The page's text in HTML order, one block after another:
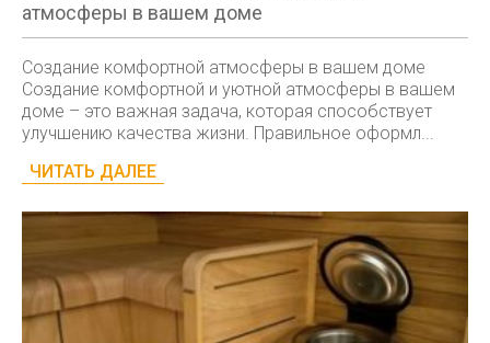
атмосферы в вашем доме
Создание комфортной атмосферы в вашем доме
Создание комфортной и уютной атмосферы в вашем
доме – это важная задача, которая способствует
улучшению качества жизни. Правильное оформл...
ЧИТАТЬ ДАЛЕЕ